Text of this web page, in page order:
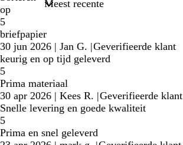
op
5
briefpapier
30 jun 2026 | Jan G. |Geverifieerde klant
keurig en op tijd geleverd
5
Prima materiaal
30 apr 2026 | Kees R. |Geverifieerde klant
Snelle levering en goede kwaliteit
5
Prima en snel geleverd